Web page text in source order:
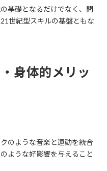
基礎となるだけでなく、問
世紀型スキルの基盤ともな
身体的メリッ
のような音楽と運動を統合
ような好影響を与えること